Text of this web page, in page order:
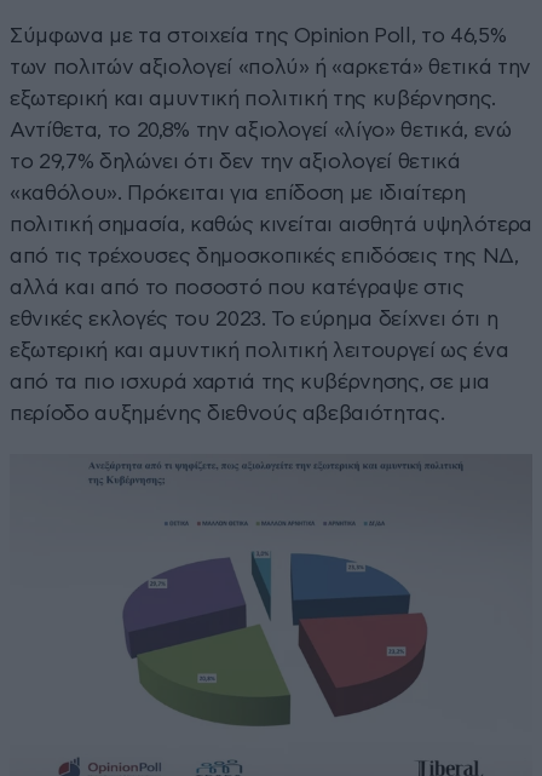
Σύμφωνα με τα στοιχεία της Opinion Poll, το 46,5%
των πολιτών αξιολογεί «πολύ» ή «αρκετά» θετικά την
εξωτερική και αμυντική πολιτική της κυβέρνησης.
Αντίθετα, το 20,8% την αξιολογεί «λίγο» θετικά, ενώ
το 29,7% δηλώνει ότι δεν την αξιολογεί θετικά
«καθόλου». Πρόκειται για επίδοση με ιδιαίτερη
πολιτική σημασία, καθώς κινείται αισθητά υψηλότερα
από τις τρέχουσες δημοσκοπικές επιδόσεις της ΝΔ,
αλλά και από το ποσοστό που κατέγραψε στις
εθνικές εκλογές του 2023. Το εύρημα δείχνει ότι η
εξωτερική και αμυντική πολιτική λειτουργεί ως ένα
από τα πιο ισχυρά χαρτιά της κυβέρνησης, σε μια
περίοδο αυξημένης διεθνούς αβεβαιότητας.